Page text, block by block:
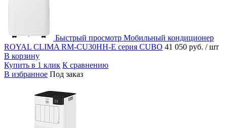
Быстрый просмотр Мобильный кондиционер
ROYAL CLIMA RM-CU30HH-E серия CUBO 41 050 руб. / шт
В корзину
Купить в 1 клик К сравнению
В избранное Под заказ